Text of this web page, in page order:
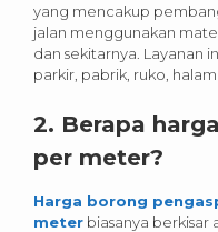
yang mencakup
jalan menggunakan
dan sekitarnya. Layanan
parkir, pabrik, ruko,
2. Berapa
per meter?
Harga borong
meter biasanya berkisar